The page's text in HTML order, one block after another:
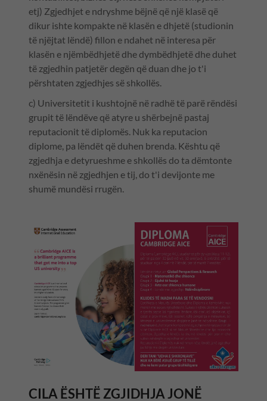
etj) Zgjedhjet e ndryshme bëjnë që një klasë që
dikur ishte kompakte në klasën e dhjetë (studionin
të njëjtat lëndë) fillon e ndahet në interesa për
klasën e njëmbëdhjetë dhe dymbëdhjetë dhe duhet
të zgjedhin patjetër degën që duan dhe jo t'i
përshtaten zgjedhjes së shkollës.
c) Universitetit i kushtojnë në radhë të parë rëndësi
grupit të lëndëve që atyre u shërbejnë pastaj
reputacionit të diplomës. Nuk ka reputacion
diplome, pa lëndët që duhen brenda. Kështu që
zgjedhja e detyrueshme e shkollës do ta dëmtonte
nxënësin në zgjedhjen e tij, do t'i devijonte me
shumë mundësi rrugën.
CILA ËSHTË ZGJIDHJA JONË